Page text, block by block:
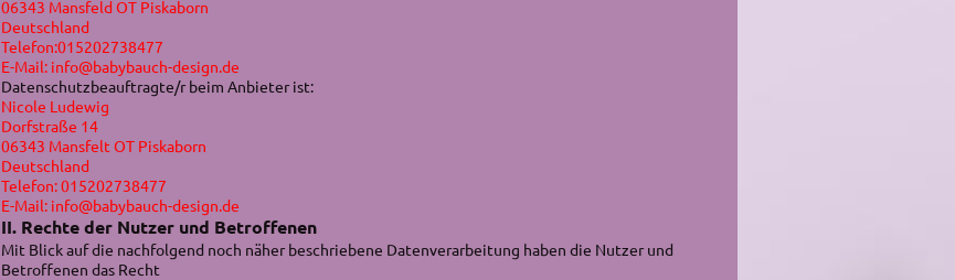
06343 Mansfeld OT Piskaborn
Deutschland
Telefon:015202738477
E-Mail: info@babybauch-design.de
Datenschutzbeauftragte/r beim Anbieter ist:
Nicole Ludewig
Dorfstraße 14
06343 Mansfelt OT Piskaborn
Deutschland
Telefon: 015202738477
E-Mail: info@babybauch-design.de
II. Rechte der Nutzer und Betroffenen
Mit Blick auf die nachfolgend noch näher beschriebene Datenverarbeitung haben die Nutzer und
Betroffenen das Recht